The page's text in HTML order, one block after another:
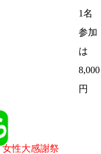
1名
参加
は
8,000
円
女性大感謝祭